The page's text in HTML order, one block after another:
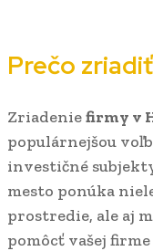
Prečo zriadiť
Zriadeniefirmy v
populárnejšou
investičné
mesto ponúka
prostredie, ale aj
pomôcť vašej